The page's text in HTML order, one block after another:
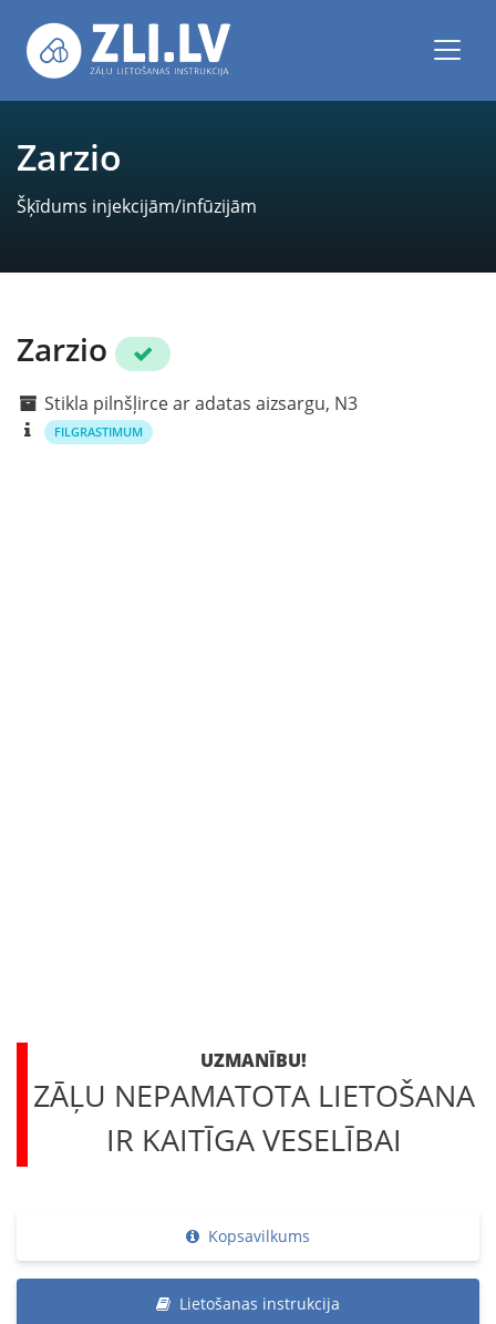
Zarzio
Šķīdums injekcijām/infūzijām
Zarzio
Stikla pilnšļirce ar adatas aizsargu, N3
FILGRASTIMUM
UZMANĪBU!
ZĀĻU NEPAMATOTA LIETOŠANA
IR KAITĪGA VESELĪBAI
Kopsavilkums
Lietošanas instrukcija